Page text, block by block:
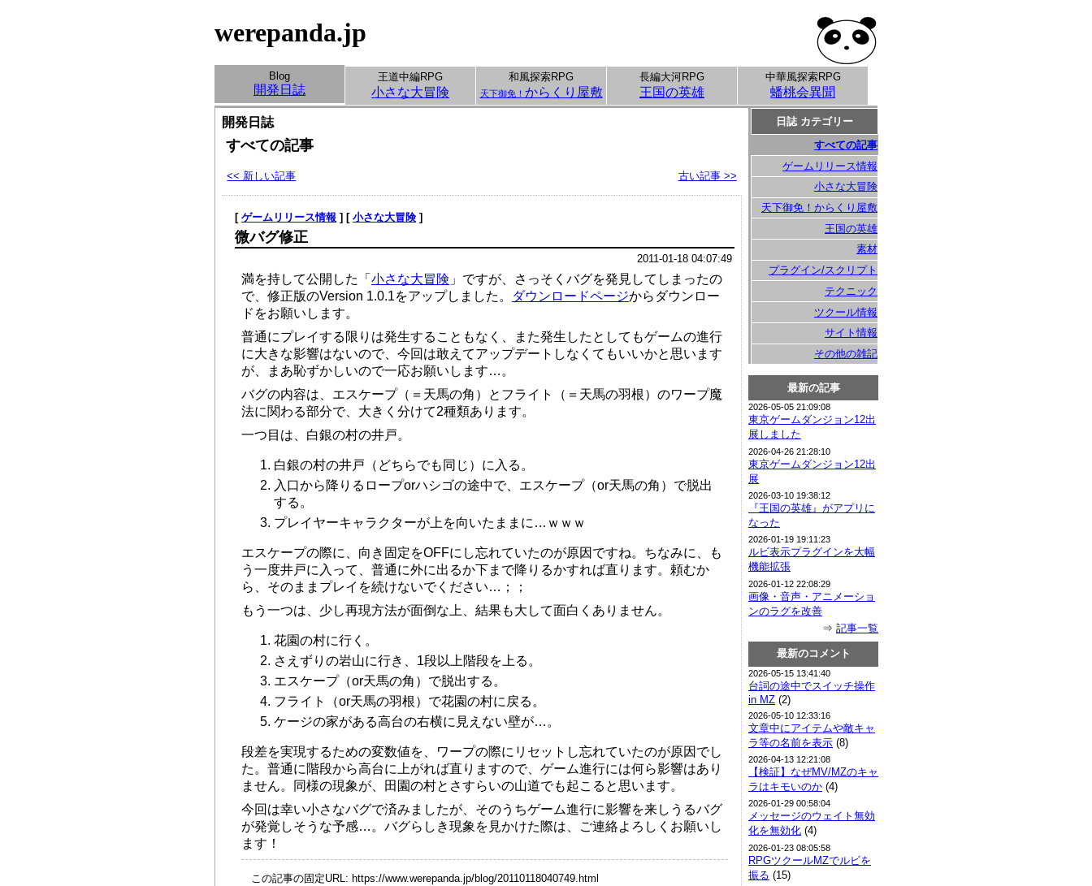
werepanda.jp
Blog
開発日誌
王道中編RPG
小さな大冒険
和風探索RPG
天下御免！ からくり屋敷
長編大河RPG
王国の英雄
中華風探索RPG
蟠桃会異聞
開発日誌
すべての記事
<< 新しい記事 古い記事 >>
[ ゲームリリース情報 ] [ 小さな大冒険 ]
微バグ修正
2011-01-18 04:07:49
満を持して公開した「 小さな大冒険 」ですが、さっそくバグを発見してしまったの
で、修正版のVersion 1.0.1をアップしました。
ダウンロードページからダウンロー
ドをお願いします。
普通にプレイする限りは発生することもなく、また発生したとしてもゲームの進行
に大きな影響はないので、今回は敢えてアップデートしなくてもいいかと思います
が、まあ恥ずかしいので一応お願いします…。
バグの内容は、エスケープ（＝天馬の角）とフライト（＝天馬の羽根）のワープ魔
法に関わる部分で、大きく分けて2種類あります。
一つ目は、白銀の村の井戸。
白銀の村の井戸（どちらでも同じ）に入る。
入口から降りるロープorハシゴの途中で、エスケープ（or天馬の角）で脱出
する。
プレイヤーキャラクターが上を向いたままに…ｗｗｗ
エスケープの際に、向き固定をOFFにし忘れていたのが原因ですね。ちなみに、も
う一度井戸に入って、普通に外に出るか下まで降りるかすれば直ります。頼むか
ら、そのままプレイを続けないでください…；；
もう一つは、少し再現方法が面倒な上、結果も大して面白くありません。
花園の村に行く。
さえずりの岩山に行き、1段以上階段を上る。
エスケープ（or天馬の角）で脱出する。
フライト（or天馬の羽根）で花園の村に戻る。
ケージの家がある高台の右横に見えない壁が…。
段差を実現するための変数値を、ワープの際にリセットし忘れていたのが原因でし
た。普通に階段から高台に上がれば直りますので、ゲーム進行には何ら影響はあり
ません。同様の現象が、田園の村とさすらいの山道でも起こると思います。
今回は幸い小さなバグで済みましたが、そのうちゲーム進行に影響を来しうるバグ
が発覚しそうな予感…。バグらしき現象を見かけた際は、ご連絡よろしくお願いし
ます！
この記事の固定URL: https://www.werepanda.jp/blog/20110118040749.html
日誌 カテゴリー
すべての記事
ゲームリリース情報
小さな大冒険
天下御免！からくり屋敷
王国の英雄
素材
プラグイン/スクリプト
テクニック
ツクール情報
サイト情報
その他の雑記
最新の記事
2026-05-05 21:09:08
東京ゲームダンジョン12出
展しました
2026-04-26 21:28:10
東京ゲームダンジョン12出
展
2026-03-10 19:38:12
『王国の英雄』がアプリに
なった
2026-01-19 19:11:23
ルビ表示プラグインを大幅
機能拡張
2026-01-12 22:08:29
画像・音声・アニメーショ
ンのラグを改善
⇒ 記事一覧
最新のコメント
2026-05-15 13:41:40
台詞の途中でスイッチ操作
in MZ (2)
2026-05-10 12:33:16
文章中にアイテムや敵キャ
ラ等の名前を表示 (8)
2026-04-13 12:21:08
【検証】なぜMV/MZのキャ
ラはキモいのか (4)
2026-01-29 00:58:04
メッセージのウェイト無効
化を無効化 (4)
2026-01-23 08:05:58
RPGツクールMZでルビを
振る (15)